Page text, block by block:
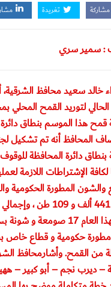
مشاركة تغريدة
: سمير سري
خالد سعيد محافظ الشرقية،
لتوريد القمح المحلي
المحافظ أنه تم تشكيل
دائرة المحافظة
لكافة الإشتراطات اللازمة
تخزينية 441